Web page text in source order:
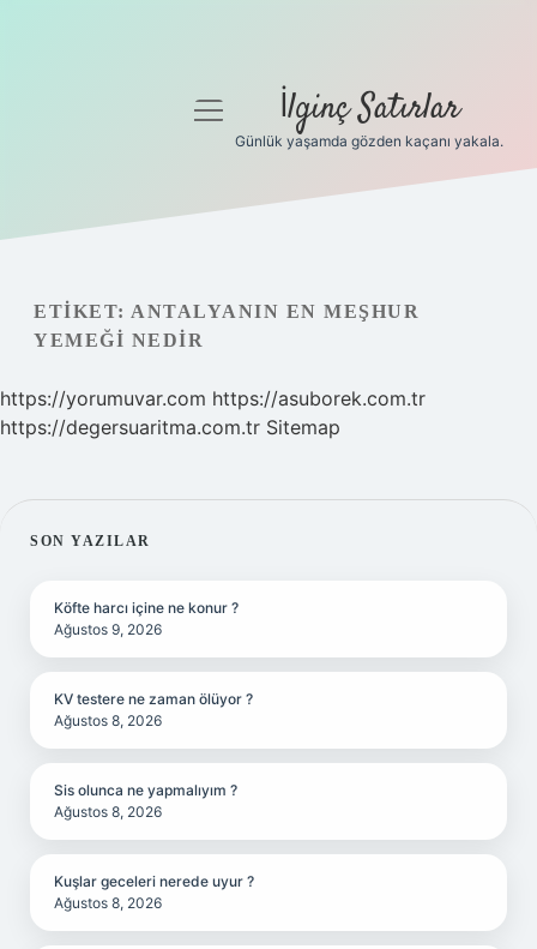
Gizlilik Politikası
Hakkımızda
menüyü
İlginç Satırlar
Günlük yaşamda gözden kaçanı yakala.
ETIKET: ANTALYANIN EN MEŞHUR
YEMEĞI NEDIR
https://yorumuvar.com https://asuborek.com.tr
https://degersuaritma.com.tr Sitemap
SIDEBAR
SON YAZILAR
Köfte harcı içine ne konur ?
Ağustos 9, 2026
KV testere ne zaman ölüyor ?
Ağustos 8, 2026
Sis olunca ne yapmalıyım ?
Ağustos 8, 2026
Kuşlar geceleri nerede uyur ?
Ağustos 8, 2026